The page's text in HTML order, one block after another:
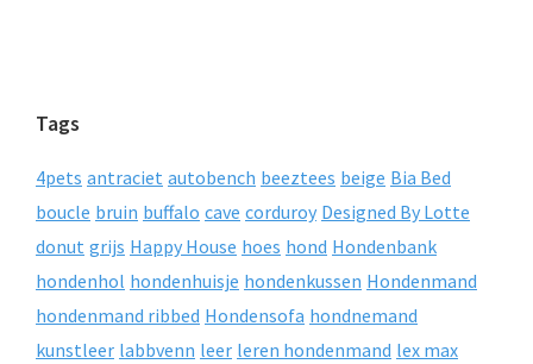
Tags
4pets antraciet autobench beeztees beige Bia Bed
boucle bruin buffalo cave corduroy Designed By Lotte
donut grijs Happy House hoes hond Hondenbank
hondenhol hondenhuisje hondenkussen Hondenmand
hondenmand ribbed Hondensofa hondnemand
kunstleer labbvenn leer leren hondenmand lex max